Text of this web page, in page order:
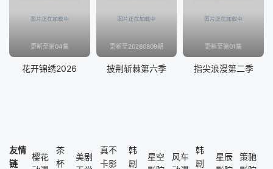
更新至第04集
花开锦绣2026
更新至20260809期
披荆斩棘第六季
更新至第01集
指尖浪漫第二季
友情
链
樱花
茶
杯
美剧
真不
卡影
韩
剧
星空
风车
韩
剧
星辰
策驰